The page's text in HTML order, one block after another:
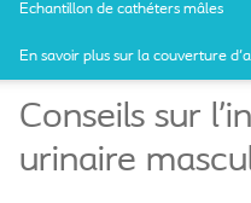
Echantillon de cathéters mâles
En savoir plus sur la couverture
Conseils sur
urinaire